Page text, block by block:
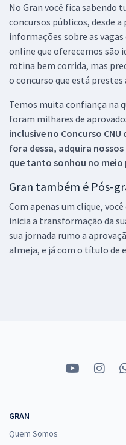
No Gran você fica sabendo
concursos públicos, desde
informações sobre as
online que oferecemos são
rotina bem corrida, mas
o concurso que está
Temos muita confiança na
foram milhares de
inclusive no Concurso CNU
fora dessa, adquira
que tanto sonhou no meio
Gran também é Pós-
Com apenas um clique,
inicia a transformação da
sua jornada rumo a
almeja, e já com o título de
GRAN
Quem Somos